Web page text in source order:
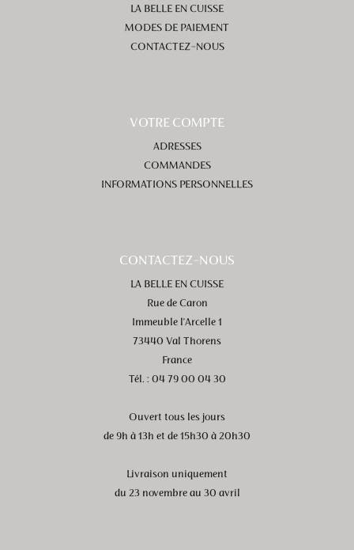
LA BELLE EN CUISSE
MODES DE PAIEMENT
CONTACTEZ-NOUS
VOTRE COMPTE
ADRESSES
COMMANDES
INFORMATIONS PERSONNELLES
CONTACTEZ-NOUS
LA BELLE EN CUISSE
Rue de Caron
Immeuble l'Arcelle 1
73440 Val Thorens
France
Tél. : 04 79 00 04 30
Ouvert tous les jours
de 9h à 13h et de 15h30 à 20h30
Livraison uniquement
du 23 novembre au 30 avril